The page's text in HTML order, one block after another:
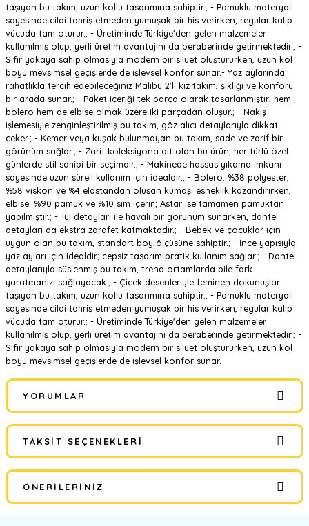
taşıyan bu takım, uzun kollu tasarımına sahiptir.; - Pamuklu materyali
sayesinde cildi tahriş etmeden yumuşak bir his verirken, regular kalıp
vücuda tam oturur.; - Üretiminde Türkiye'den gelen malzemeler
kullanılmış olup, yerli üretim avantajını da beraberinde getirmektedir.; -
Sıfır yakaya sahip olmasıyla modern bir siluet oluştururken, uzun kol
boyu mevsimsel geçişlerde de işlevsel konfor sunar.- Yaz aylarında
rahatlıkla tercih edebileceğiniz Malibu 2'li kız takım, şıklığı ve konforu
bir arada sunar.; - Paket içeriği tek parça olarak tasarlanmıştır; hem
bolero hem de elbise olmak üzere iki parçadan oluşur.; - Nakış
işlemesiyle zenginleştirilmiş bu takım, göz alıcı detaylarıyla dikkat
çeker.; - Kemer veya kuşak bulunmayan bu takım, sade ve zarif bir
görünüm sağlar.; - Zarif koleksiyona ait olan bu ürün, her türlü özel
günlerde stil sahibi bir seçimdir.; - Makinede hassas yıkama imkanı
sayesinde uzun süreli kullanım için idealdir.; - Bolero: %38 polyester,
%58 viskon ve %4 elastandan oluşan kumaşı esneklik kazandırırken,
elbise: %90 pamuk ve %10 sim içerir.; Astar ise tamamen pamuktan
yapılmıştır.; - Tül detayları ile havalı bir görünüm sunarken, dantel
detayları da ekstra zarafet katmaktadır.; - Bebek ve çocuklar için
uygun olan bu takım, standart boy ölçüsüne sahiptir.; - İnce yapısıyla
yaz ayları için idealdir; cepsiz tasarım pratik kullanım sağlar.; - Dantel
detaylarıyla süslenmiş bu takım, trend ortamlarda bile fark
yaratmanızı sağlayacak.; - Çiçek desenleriyle feminen dokunuşlar
taşıyan bu takım, uzun kollu tasarımına sahiptir.; - Pamuklu materyali
sayesinde cildi tahriş etmeden yumuşak bir his verirken, regular kalıp
vücuda tam oturur.; - Üretiminde Türkiye'den gelen malzemeler
kullanılmış olup, yerli üretim avantajını da beraberinde getirmektedir.; -
Sıfır yakaya sahip olmasıyla modern bir siluet oluştururken, uzun kol
boyu mevsimsel geçişlerde de işlevsel konfor sunar.
YORUMLAR
Bu ürüne ilk yorumu siz yapın!
Yorum Yaz
TAKSIT SEÇENEKLERI
ÖNERILERINIZ